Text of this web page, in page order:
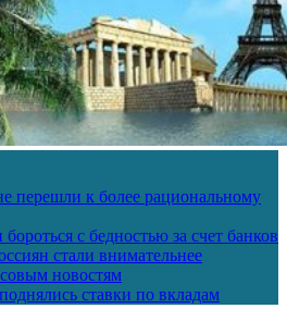
перешли к более рациональному
с бедностью за счет банков
стали внимательнее
новостям
ставки по вкладам